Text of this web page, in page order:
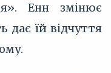
Енн змінює
дає їй відчуття